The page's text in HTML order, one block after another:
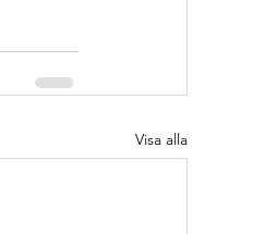
Visa alla